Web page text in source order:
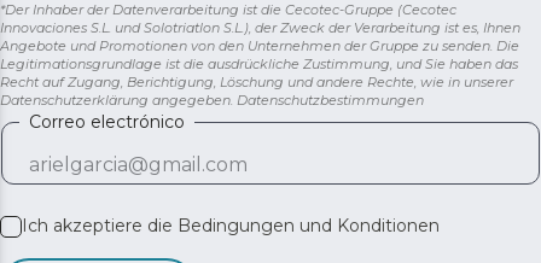
*Der Inhaber der Datenverarbeitung ist die Cecotec-Gruppe (Cecotec
Innovaciones S.L. und Solotriatlon S.L.), der Zweck der Verarbeitung ist es, Ihnen
Angebote und Promotionen von den Unternehmen der Gruppe zu senden. Die
Legitimationsgrundlage ist die ausdrückliche Zustimmung, und Sie haben das
Recht auf Zugang, Berichtigung, Löschung und andere Rechte, wie in unserer
Datenschutzerklärung angegeben. Datenschutzbestimmungen
Correo electrónico
Ich akzeptiere die Bedingungen und Konditionen